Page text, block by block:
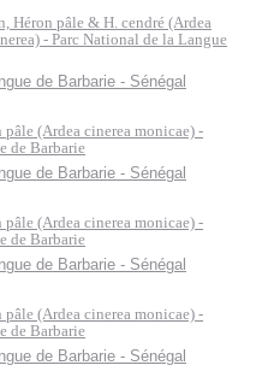
Héron pâle & H. cendré (Ardea
- Parc National de la Langue
de Barbarie - Sénégal
(Ardea cinerea monicae) -
de Barbarie
de Barbarie - Sénégal
(Ardea cinerea monicae) -
de Barbarie
de Barbarie - Sénégal
(Ardea cinerea monicae) -
de Barbarie
de Barbarie - Sénégal